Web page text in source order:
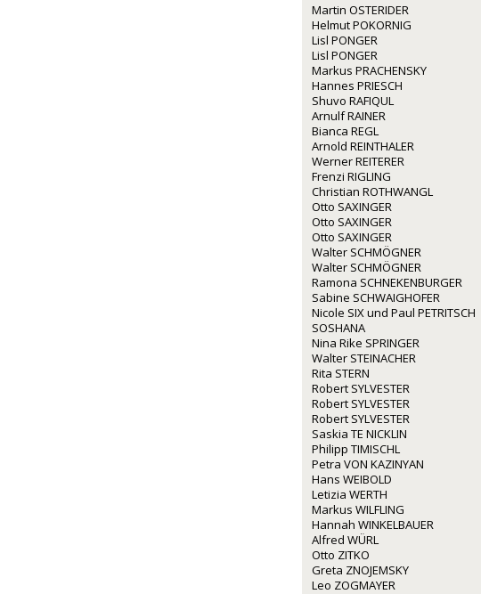
Martin OSTERIDER
Helmut POKORNIG
Lisl PONGER
Lisl PONGER
Markus PRACHENSKY
Hannes PRIESCH
Shuvo RAFIQUL
Arnulf RAINER
Bianca REGL
Arnold REINTHALER
Werner REITERER
Frenzi RIGLING
Christian ROTHWANGL
Otto SAXINGER
Otto SAXINGER
Otto SAXINGER
Walter SCHMÖGNER
Walter SCHMÖGNER
Ramona SCHNEKENBURGER
Sabine SCHWAIGHOFER
Nicole SIX und Paul PETRITSCH
SOSHANA
Nina Rike SPRINGER
Walter STEINACHER
Rita STERN
Robert SYLVESTER
Robert SYLVESTER
Robert SYLVESTER
Saskia TE NICKLIN
Philipp TIMISCHL
Petra VON KAZINYAN
Hans WEIBOLD
Letizia WERTH
Markus WILFLING
Hannah WINKELBAUER
Alfred WÜRL
Otto ZITKO
Greta ZNOJEMSKY
Leo ZOGMAYER